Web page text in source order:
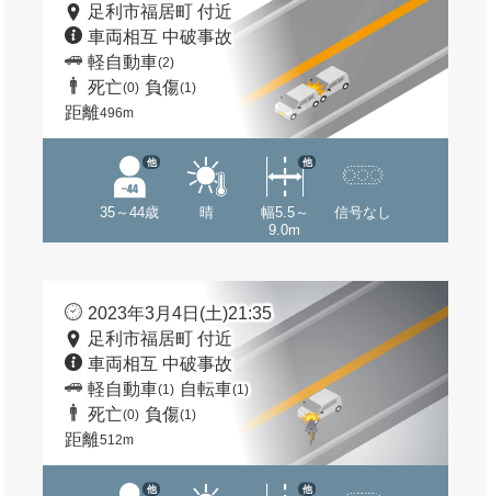
足利市福居町 付近
車両相互 中破事故
軽自動車(2)
死亡(0) 負傷(1)
距離496m
35～44歳
他
晴
幅5.5～
9.0m
他
信号なし
2023年3月4日(土)21:35
足利市福居町 付近
車両相互 中破事故
軽自動車(1) 自転車(1)
死亡(0) 負傷(1)
距離512m
他 他